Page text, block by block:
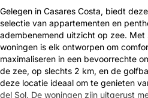
Gelegen in Casares Costa, biedt
selectie van appartementen en
adembenemend uitzicht op zee.
woningen is elk ontworpen om
maximaliseren in een bevoorrechte
de zee, op slechts 2 km, en de
deze locatie ideaal om te genieten
del Sol. De woningen zijn uitgerust